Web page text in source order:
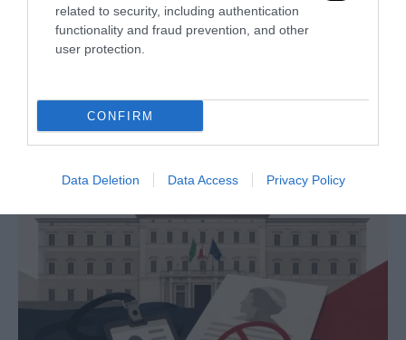
related to security, including authentication
functionality and fraud prevention, and other
user protection.
CONFIRM
Data Deletion Data Access Privacy Policy